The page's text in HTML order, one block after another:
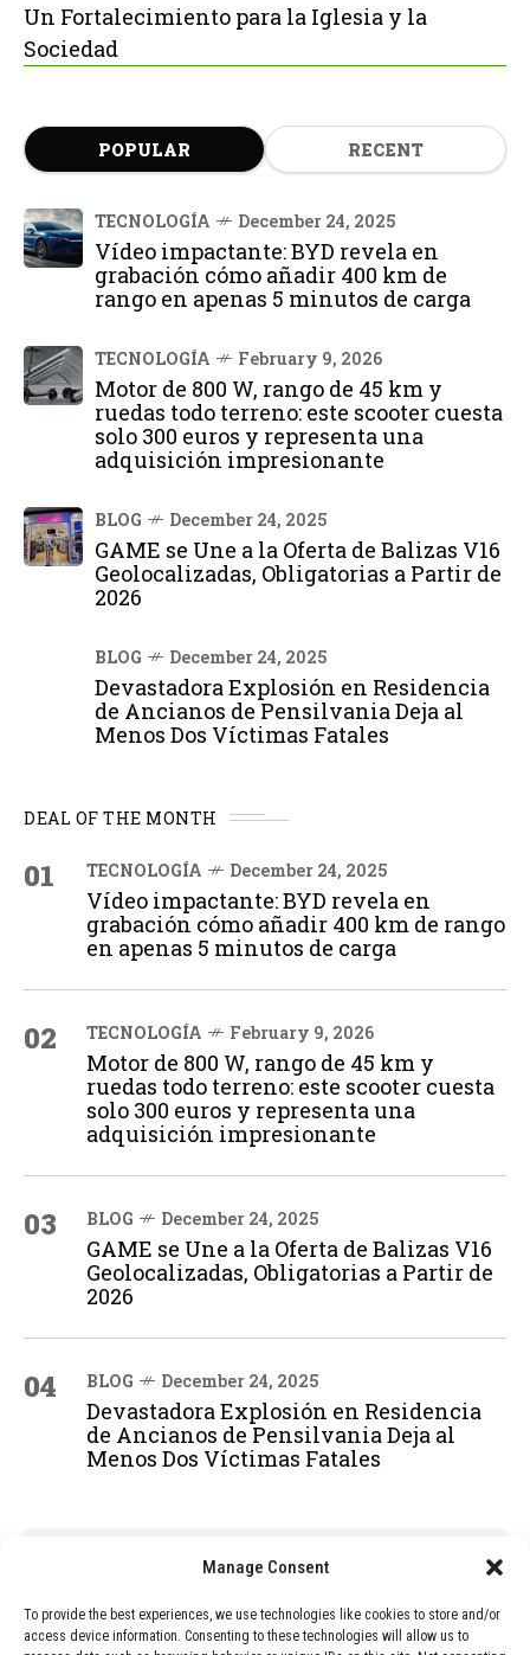
Manage Consent
To provide the best experiences, we use technologies like cookies to store and/or
access device information. Consenting to these technologies will allow us to
Un Fortalecimiento para la Iglesia y la
Sociedad
POPULAR RECENT
TECNOLOGÍA December 24, 2025
Vídeo impactante: BYD revela en
grabación cómo añadir 400 km de
rango en apenas 5 minutos de carga
TECNOLOGÍA February 9, 2026
Motor de 800 W, rango de 45 km y
ruedas todo terreno: este scooter cuesta
solo 300 euros y representa una
adquisición impresionante
BLOG December 24, 2025
GAME se Une a la Oferta de Balizas V16
Geolocalizadas, Obligatorias a Partir de
2026
BLOG December 24, 2025
Devastadora Explosión en Residencia
de Ancianos de Pensilvania Deja al
Menos Dos Víctimas Fatales
DEAL OF THE MONTH
01 TECNOLOGÍA December 24, 2025
Vídeo impactante: BYD revela en
grabación cómo añadir 400 km de rango
en apenas 5 minutos de carga
02 TECNOLOGÍA February 9, 2026
Motor de 800 W, rango de 45 km y
ruedas todo terreno: este scooter cuesta
solo 300 euros y representa una
adquisición impresionante
03 BLOG December 24, 2025
GAME se Une a la Oferta de Balizas V16
Geolocalizadas, Obligatorias a Partir de
2026
04 BLOG December 24, 2025
Devastadora Explosión en Residencia
de Ancianos de Pensilvania Deja al
Menos Dos Víctimas Fatales